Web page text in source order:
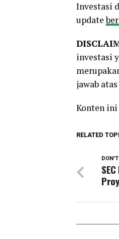
Investasi
update
investasi
jawab
Konten
RELATED